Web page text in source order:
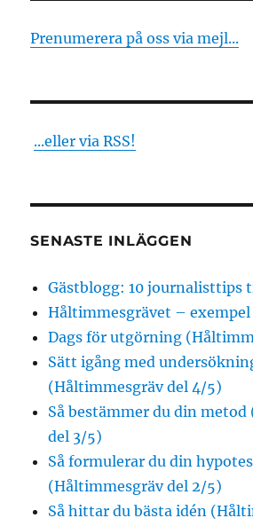
helt
Prenumerera på oss via mejl...
...eller via RSS!
SENASTE INLÄGGEN
Gästblogg: 10 journalisttips
Håltimmesgrävet – exempel
Dags för utgörning
Sätt igång med
(Håltimmesgräv del 4/5)
Så bestämmer du din
del 3/5)
Så formulerar du din hypotes
(Håltimmesgräv del 2/5)
Så hittar du bästa idén